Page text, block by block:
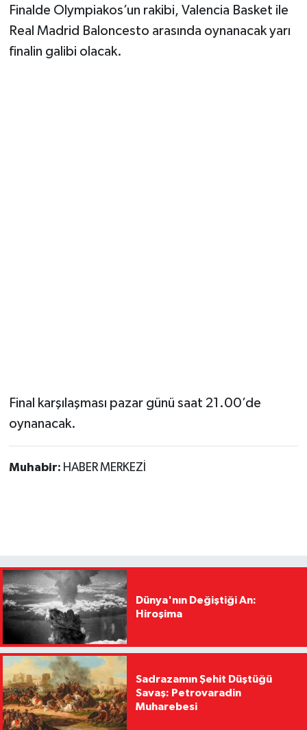
Finalde Olympiakos’un rakibi, Valencia Basket ile
Real Madrid Baloncesto arasında oynanacak yarı
finalin galibi olacak.
Final karşılaşması pazar günü saat 21.00’de
oynanacak.
Muhabir: HABER MERKEZİ
Dünya'nın Değiştiği An:
Hiroşima
Sadrazamın Şehit Düştüğü
Savaş: Petrovaradin
Muharebesi